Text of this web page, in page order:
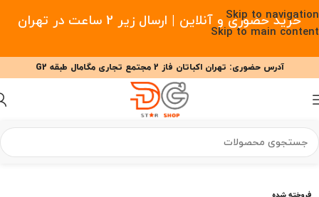
Skip to navigation
Skip to main content
خرید حضوری و آنلاین | ارسال زیر 2 ساعت در تهران
09377477910 - 09127708341 علیزاده
آدرس حضوری: تهران اکباتان فاز 2 مجتمع تجاری مگامال طبقه G2
خانه/خانه هوشمند/جارو رباتیک/جارو رباتیک شیائومی